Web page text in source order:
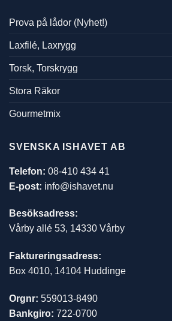
Prova på lådor (Nyhet!)
Laxfilé, Laxrygg
Torsk, Torskrygg
Stora Räkor
Gourmetmix
SVENSKA ISHAVET AB
Telefon: 08-410 434 41
E-post: info@ishavet.nu
Besöksadress:
Vårby allé 53, 14330 Vårby
Faktureringsadress:
Box 4010, 14104 Huddinge
Orgnr: 559013-8490
Bankgiro: 722-0700